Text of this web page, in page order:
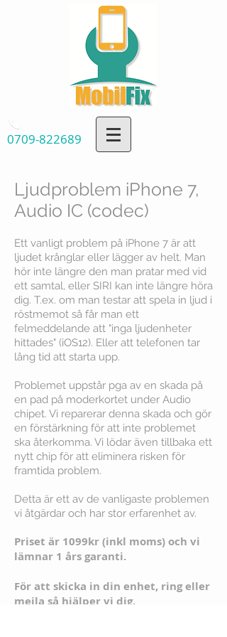
0709-822689
Ljudproblem iPhone 7,
Audio IC (codec)
Ett vanligt problem på iPhone 7 är att
ljudet krånglar eller lägger av helt. Man
hör inte längre den man pratar med vid
ett samtal, eller SIRI kan inte längre höra
dig. T.ex. om man testar att spela in ljud i
röstmemot så får man ett
felmeddelande att "inga ljudenheter
hittades" (iOS12). Eller att telefonen tar
lång tid att starta upp.
Problemet uppstår pga av en skada på
en pad på moderkortet under Audio
chipet. Vi reparerar denna skada och gör
en förstärkning för att inte problemet
ska återkomma. Vi lödar även tillbaka ett
nytt chip för att eliminera risken för
framtida problem.
Detta är ett av de vanligaste problemen
vi åtgärdar och har stor erfarenhet av.
Priset är 1099kr (inkl moms) och vi
lämnar 1 års garanti.
För att skicka in din enhet, ring eller
mejla så hjälper vi dig.